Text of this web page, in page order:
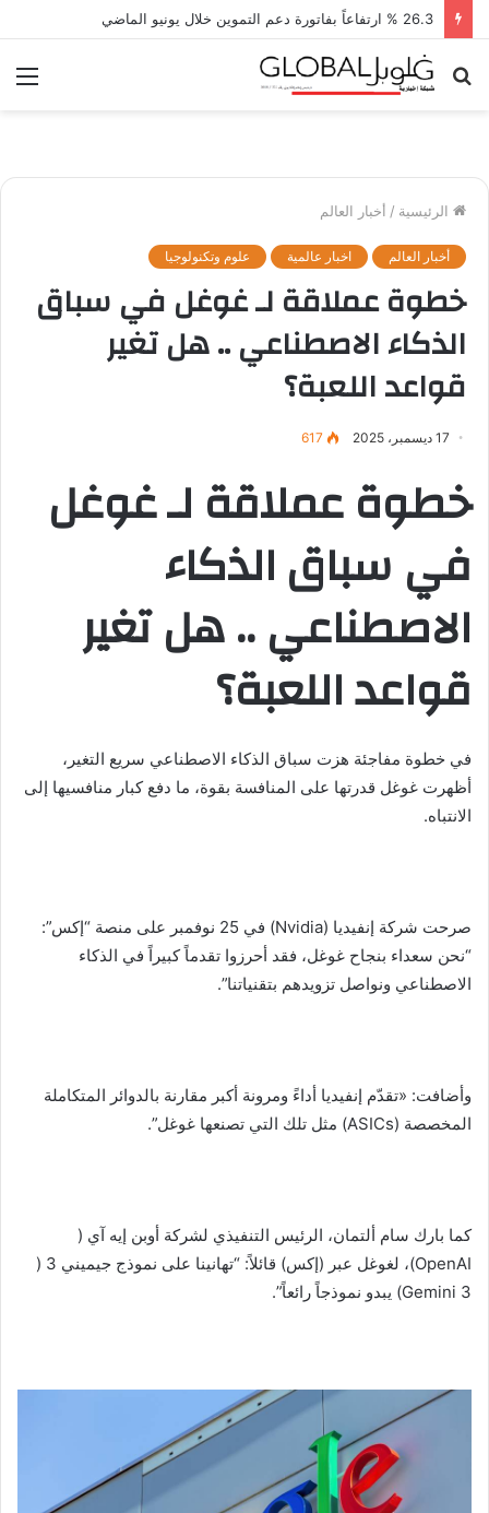
26.3 % ارتفاعاً بفاتورة دعم التموين خلال يونيو الماضي
بحث
الرئيسية / أخبار العالم
أخبار العالم اخبار عالمية علوم وتكنولوجيا
خطوة عملاقة لـ غوغل في سباق
الذكاء الاصطناعي .. هل تغير
قواعد اللعبة؟
17 ديسمبر، 2025 617
خطوة عملاقة لـ غوغل
في سباق الذكاء
الاصطناعي .. هل تغير
قواعد اللعبة؟
في خطوة مفاجئة هزت سباق الذكاء الاصطناعي سريع التغير،
أظهرت غوغل قدرتها على المنافسة بقوة، ما دفع كبار منافسيها إلى
الانتباه.
صرحت شركة إنفيديا (Nvidia) في 25 نوفمبر على منصة “إكس”:
“نحن سعداء بنجاح غوغل، فقد أحرزوا تقدماً كبيراً في الذكاء
الاصطناعي ونواصل تزويدهم بتقنياتنا”.
وأضافت: «تقدّم إنفيديا أداءً ومرونة أكبر مقارنة بالدوائر المتكاملة
المخصصة (ASICs) مثل تلك التي تصنعها غوغل”.
كما بارك سام ألتمان، الرئيس التنفيذي لشركة أوبن إيه آي (
OpenAI)، لغوغل عبر (إكس) قائلاً: “تهانينا على نموذج جيميني 3 (
Gemini 3) يبدو نموذجاً رائعاً”.